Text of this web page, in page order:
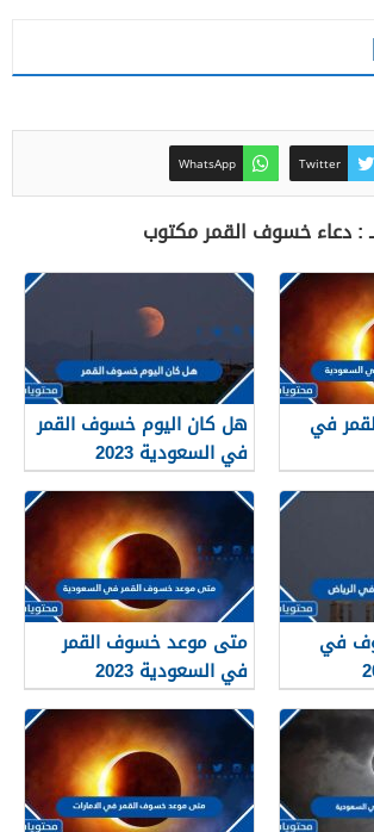
Twitter
WhatsApp
: دعاء خسوف القمر مكتوب
في
هل كان اليوم خسوف القمر
في السعودية 2023
في
متى موعد خسوف القمر
في السعودية 2023